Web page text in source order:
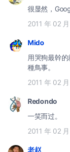
很显然，
2011 年 02
Mido
用哭狗最幹
種鳥事。
2011 年 02
Redondo
一笑而过。
2011 年 02
老赵